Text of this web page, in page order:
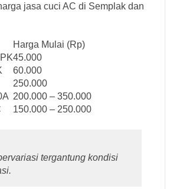
jasa cuci AC di Semplak dan
Harga Mulai (Rp)
45.000
60.000
250.000
200.000 – 350.000
150.000 – 250.000
tergantung kondisi